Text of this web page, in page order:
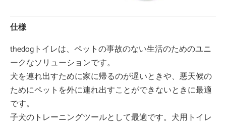
仕様
thedogトイレは、ペットの事故のない生活のためのユニ
ークなソリューションです。
犬を連れ出すために家に帰るのが遅いときや、悪天候の
ためにペットを外に連れ出すことができないときに最適
です。
子犬のトレーニングツールとして最適です。犬用トイレ